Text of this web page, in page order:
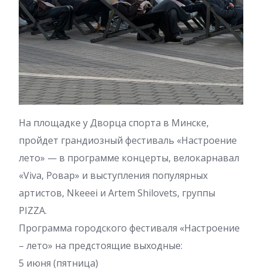
На площадке у Дворца спорта в Минске,
пройдет грандиозный фестиваль «Настроение
лето» — в программе концерты, велокарнавал
«Viva, Ровар» и выступления популярных
артистов, Nkeeei и Artem Shilovets, группы
PIZZA.
Программа городского фестиваля «Настроение
– лето» на предстоящие выходные:
5 июня (пятница)